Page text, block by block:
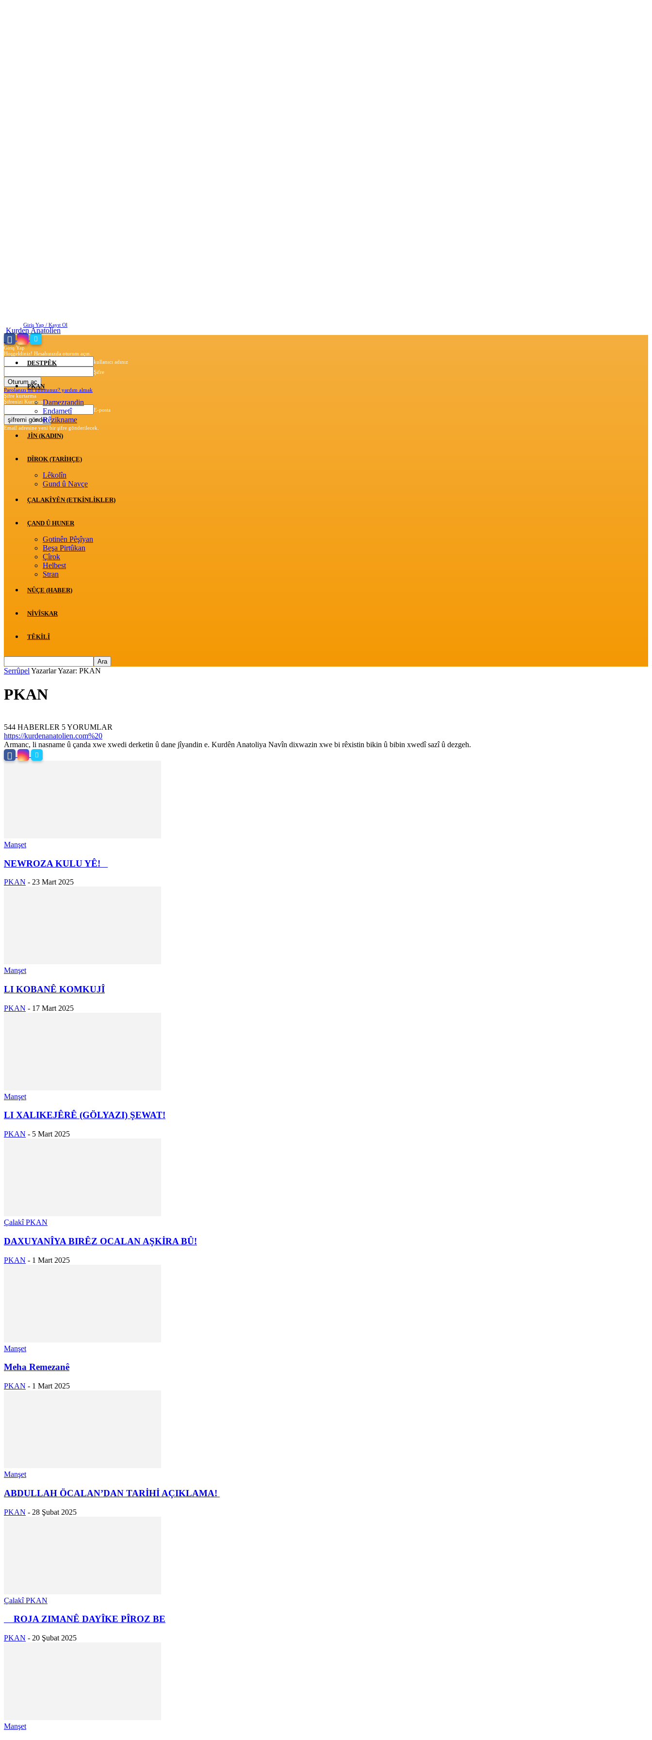
Giriş Yap / Kayıt Ol
Giriş Yap
Hoşgeldiniz! Hesabınızda oturum açın.
kullanıcı adınız
Şifre
Parolanızı mı unuttunuz? yardım almak
Şifre kurtarma
Şifrenizi Kurtarın
E-posta
Email adresine yeni bir şifre gönderilecek.
Kurden Anatolien
DESTPÊK
PKAN
Damezrandin
Endametî
Rêzikname
JİN (KADIN)
DÎROK (TARİHÇE)
Lêkolîn
Gund û Navçe
ÇALAKÎYÊN (ETKINLIKLER)
ÇAND Û HUNER
Gotinên Pêşîyan
Beşa Pirtûkan
Çîrok
Helbest
Stran
NÛÇE (HABER)
NIVÎSKAR
TÊKILÎ
Serrûpel YazarlarYazar: PKAN
PKAN
544 HABERLER 5 YORUMLAR
https://kurdenanatolien.com%20
Armanc, li nasname û çanda xwe xwedi derketin û dane jîyandin e. Kurdên Anatoliya Navîn dixwazin xwe bi rêxistin bikin û bibin xwedî sazî û dezgeh.
Manşet
NEWROZA KULU YÊ!
PKAN - 23 Mart 2025
Manşet
LI KOBANÊ KOMKUJÎ
PKAN - 17 Mart 2025
Manşet
LI XALIKEJÊRÊ (GÖLYAZI) ŞEWAT!
PKAN - 5 Mart 2025
Çalakî PKAN
DAXUYANÎYA BIRÊZ OCALAN AŞKİRA BÛ!
PKAN - 1 Mart 2025
Manşet
Meha Remezanê
PKAN - 1 Mart 2025
Manşet
ABDULLAH ÖCALAN’DAN TARİHİ AÇIKLAMA!
PKAN - 28 Şubat 2025
Çalakî PKAN
ROJA ZIMANÊ DAYÎKE PÎROZ BE
PKAN - 20 Şubat 2025
Manşet